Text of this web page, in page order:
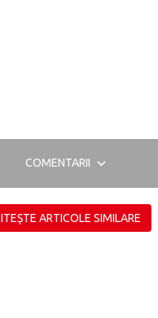
COMENTARII
ARTICOLE SIMILARE